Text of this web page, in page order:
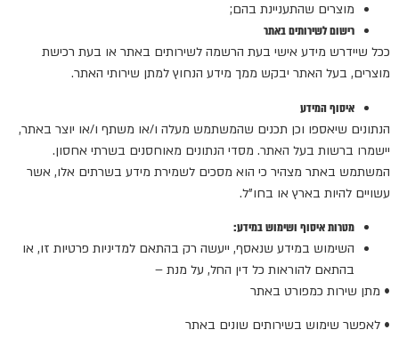
מוצרים שהתעניינת בהם;
רישום לשירותים באתר
ככל שיידרש מידע אישי בעת הרשמה לשירותים באתר או בעת רכישת
מוצרים, בעל האתר יבקש ממך מידע הנחוץ למתן שירותי האתר.
איסוף המידע
הנתונים שיאספו וכן תכנים שהמשתמש מעלה ו/או משתף ו/או יוצר באתר,
יישמרו ברשות בעל האתר. מסדי הנתונים מאוחסנים בשרתי אחסון.
המשתמש באתר מצהיר כי הוא מסכים לשמירת מידע בשרתים אלו, אשר
עשויים להיות בארץ או בחו"ל.
מטרות איסוף ושימוש במידע:
השימוש במידע שנאסף, ייעשה רק בהתאם למדיניות פרטיות זו, או
בהתאם להוראות כל דין החל, על מנת –
• מתן שירות כמפורט באתר
• לאפשר שימוש בשירותים שונים באתר